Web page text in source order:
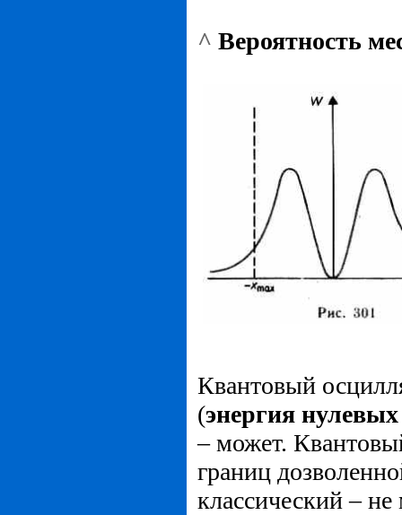
^ Вероятность
Квантовый
(энергия
– может.
границ
классический – не